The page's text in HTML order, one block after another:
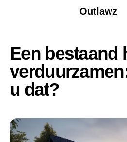
Outlawz
Een bestaand
u dat?